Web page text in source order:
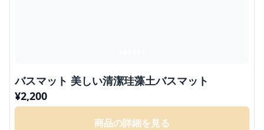
バスマット 美しい清潔珪藻土バスマット
¥2,200
商品の詳細を見る